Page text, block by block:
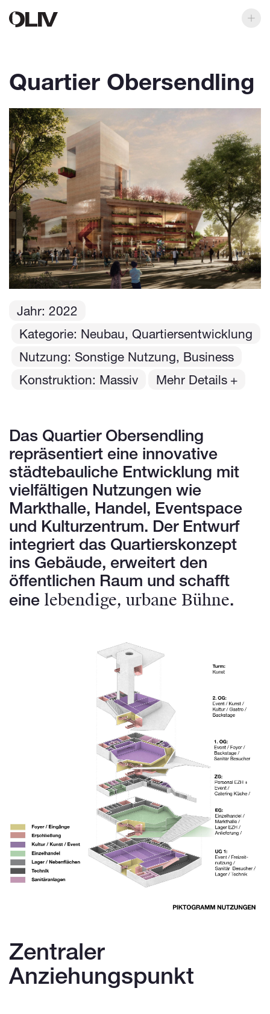
Quartier Obersendling
Jahr: 2022
Kategorie: Neubau, Quartiersentwicklung
Nutzung: Sonstige Nutzung, Business
Konstruktion: Massiv
Mehr Details
Das Quartier Obersendling
repräsentiert eine innovative
städtebauliche Entwicklung mit
vielfältigen Nutzungen wie
Markthalle, Handel, Eventspace
und Kulturzentrum. Der Entwurf
integriert das Quartierskonzept
ins Gebäude, erweitert den
öffentlichen Raum und schafft
eine lebendige, urbane Bühne.
Zentraler
Anziehungspunkt